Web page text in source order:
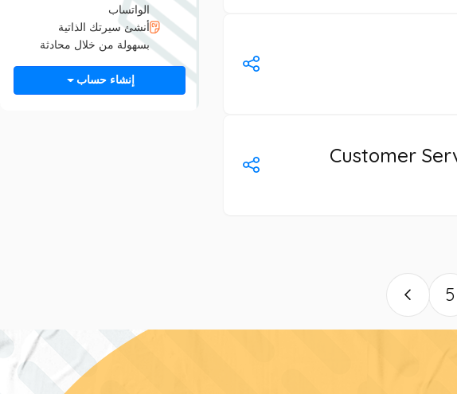
Customer
الواتساب
أنشئ سيرتك الذاتية
بسهولة من خلال محادثة
إنشاء حساب
5